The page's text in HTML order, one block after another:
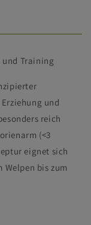
Training
und
reich
(<3
eignet sich
bis zum